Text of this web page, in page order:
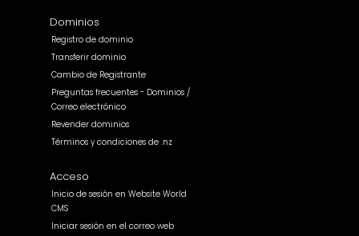
Dominios
Registro de dominio
Transferir dominio
Cambio de Registrante
Preguntas frecuentes - Dominios /
Correo electrónico
Revender dominios
Términos y condiciones de .nz
Acceso
Inicio de sesión en Website World
CMS
Iniciar sesión en el correo web